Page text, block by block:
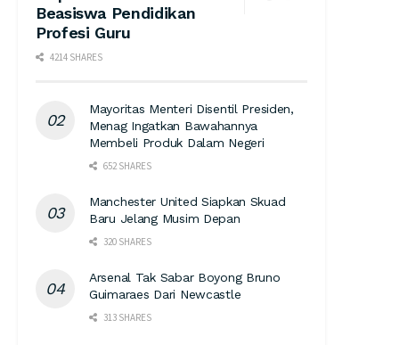
Beasiswa Pendidikan
Profesi Guru
4214 SHARES
Mayoritas Menteri Disentil Presiden,
Menag Ingatkan Bawahannya
Membeli Produk Dalam Negeri
652 SHARES
Manchester United Siapkan Skuad
Baru Jelang Musim Depan
320 SHARES
Arsenal Tak Sabar Boyong Bruno
Guimaraes Dari Newcastle
313 SHARES